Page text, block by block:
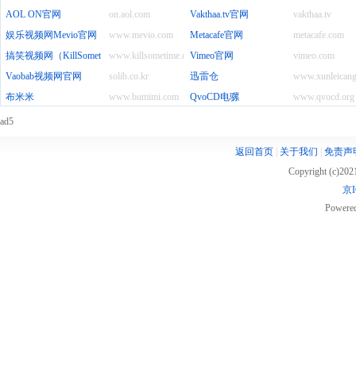
on.aol.com
AOL ON官网 vakthaa.tv
Vakthaa.tv官网
www.mevio.com
娱乐视频网Mevio官网 metacafe.com
Metacafe官网
www.killsometime.com
搞笑视频网（KillSometime）官网 vimeo.com
Vimeo官网
solib.co.kr
Vaobab视频网官网
迅雷仓
www.bumimi.com
布米米 www.qvocd.org
QvoCD电骡
ad5
返回首页| 关于我们
免责声
Copyright
京